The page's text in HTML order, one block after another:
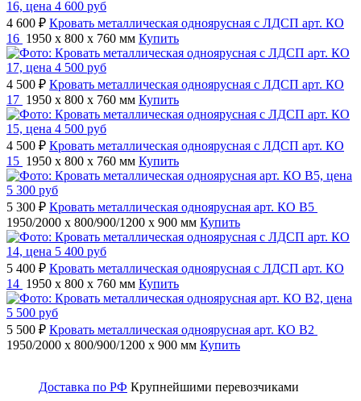
4 600 ₽ Кровать металлическая одноярусная с ЛДСП арт. КО
16 1950 x 800 x 760 мм Купить
4 500 ₽ Кровать металлическая одноярусная с ЛДСП арт. КО
17 1950 x 800 x 760 мм Купить
4 500 ₽ Кровать металлическая одноярусная с ЛДСП арт. КО
15 1950 x 800 x 760 мм Купить
5 300 ₽ Кровать металлическая одноярусная арт. КО В5
1950/2000 x 800/900/1200 x 900 мм Купить
5 400 ₽ Кровать металлическая одноярусная с ЛДСП арт. КО
14 1950 x 800 x 760 мм Купить
5 500 ₽ Кровать металлическая одноярусная арт. КО В2
1950/2000 x 800/900/1200 x 900 мм Купить
Доставка по РФ Крупнейшими перевозчиками